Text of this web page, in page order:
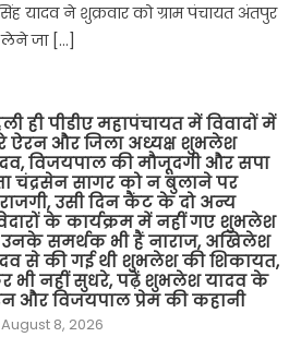
यादव ने शुक्रवार को ग्राम पंचायत अंतपुर
जा […]
ही पीडीए महापंचायत में विवादों में
ऐरन और जिला अध्यक्ष शुभलेश
विजयपाल की मौजूदगी और सपा
चंद्रसेन सागर को न बुलाने पर
उसी दिन कैंट के दो अन्य
के कार्यक्रम में नहीं गए शुभलेश
उनके समर्थक भी हैं नाराज, अखिलेश
से की गई थी शुभलेश की शिकायत,
भी नहीं सुधरे, पढ़ें शुभलेश यादव के
और विजयपाल प्रेम की कहानी
Posted
August 8, 2026